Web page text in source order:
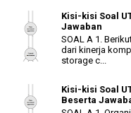
Kisi-kisi Soal
Jawaban
SOAL A 1.
dari kinerja
storage c...
Kisi-kisi Soal
Beserta